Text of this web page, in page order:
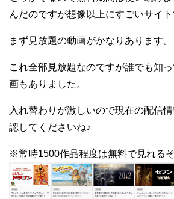
んだのですが想像以上にすごいサイト
まず見放題の動画がかなりあります。
これ全部見放題なのですが誰でも知
画もありました。
入れ替わりが激しいので現在の配信
認してくださいね♪
※常時1500作品程度は無料で見れるそ